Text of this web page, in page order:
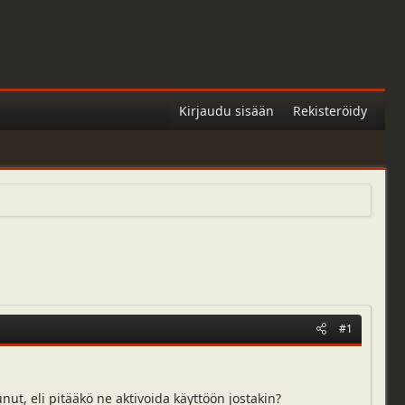
Kirjaudu sisään Rekisteröidy
#1
eli pitääkö ne aktivoida käyttöön jostakin?